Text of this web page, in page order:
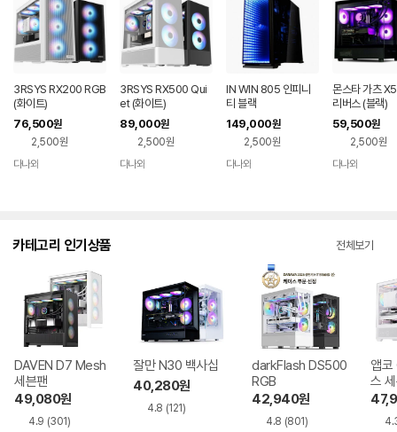
3RSYS RX200 RGB
(화이트)
76,500원
2,500원
다나와
3RSYS RX500 Qui
et (화이트)
89,000원
2,500원
다나와
IN WIN 805 인피니
티 블랙
149,000원
2,500원
다나와
몬스타 가츠
리버스 (블랙)
59,500원
2,500원
다나와
카테고리 인기상품 전체보기
DAVEN D7 Mesh
세븐팬
49,080원
4.9 (301)
잘만 N30 백사십
40,280원
4.8 (121)
darkFlash DS500
RGB
42,940원
4.8 (801)
앱코
스